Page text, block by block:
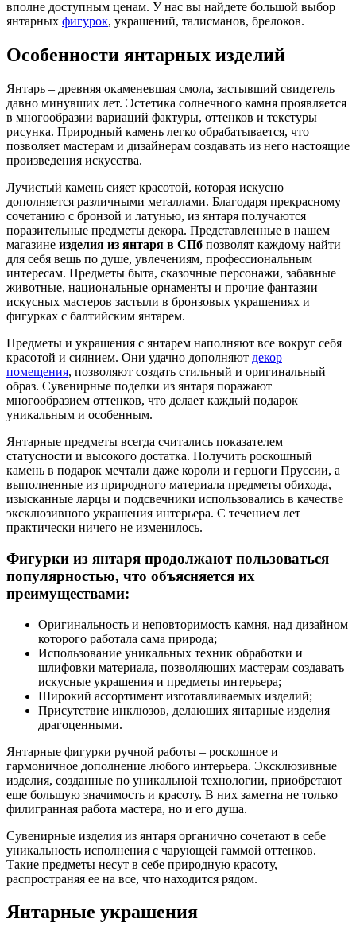
вполне доступным ценам. У нас вы найдете большой выбор
янтарных фигурок, украшений, талисманов, брелоков.
Особенности янтарных изделий
Янтарь – древняя окаменевшая смола, застывший свидетель
давно минувших лет. Эстетика солнечного камня проявляется
в многообразии вариаций фактуры, оттенков и текстуры
рисунка. Природный камень легко обрабатывается, что
позволяет мастерам и дизайнерам создавать из него настоящие
произведения искусства.
Лучистый камень сияет красотой, которая искусно
дополняется различными металлами. Благодаря прекрасному
сочетанию с бронзой и латунью, из янтаря получаются
поразительные предметы декора. Представленные в нашем
магазине изделия из янтаря в СПб позволят каждому найти
для себя вещь по душе, увлечениям, профессиональным
интересам. Предметы быта, сказочные персонажи, забавные
животные, национальные орнаменты и прочие фантазии
искусных мастеров застыли в бронзовых украшениях и
фигурках с балтийским янтарем.
Предметы и украшения с янтарем наполняют все вокруг себя
красотой и сиянием. Они удачно дополняют декор
помещения, позволяют создать стильный и оригинальный
образ. Сувенирные поделки из янтаря поражают
многообразием оттенков, что делает каждый подарок
уникальным и особенным.
Янтарные предметы всегда считались показателем
статусности и высокого достатка. Получить роскошный
камень в подарок мечтали даже короли и герцоги Пруссии, а
выполненные из природного материала предметы обихода,
изысканные ларцы и подсвечники использовались в качестве
эксклюзивного украшения интерьера. С течением лет
практически ничего не изменилось.
Фигурки из янтаря продолжают пользоваться
популярностью, что объясняется их
преимуществами:
Оригинальность и неповторимость камня, над дизайном
которого работала сама природа;
Использование уникальных техник обработки и
шлифовки материала, позволяющих мастерам создавать
искусные украшения и предметы интерьера;
Широкий ассортимент изготавливаемых изделий;
Присутствие инклюзов, делающих янтарные изделия
драгоценными.
Янтарные фигурки ручной работы – роскошное и
гармоничное дополнение любого интерьера. Эксклюзивные
изделия, созданные по уникальной технологии, приобретают
еще большую значимость и красоту. В них заметна не только
филигранная работа мастера, но и его душа.
Сувенирные изделия из янтаря органично сочетают в себе
уникальность исполнения с чарующей гаммой оттенков.
Такие предметы несут в себе природную красоту,
распространяя ее на все, что находится рядом.
Янтарные украшения